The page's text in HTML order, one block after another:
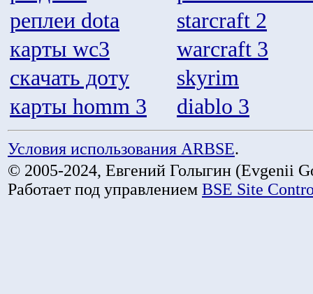
реплеи dota
starcraft 2
карты wc3
warcraft 3
скачать доту
skyrim
карты homm 3
diablo 3
Условия использования ARBSE.
© 2005-2024, Евгений Голыгин (Evgenii
Работает под управлением BSE Site